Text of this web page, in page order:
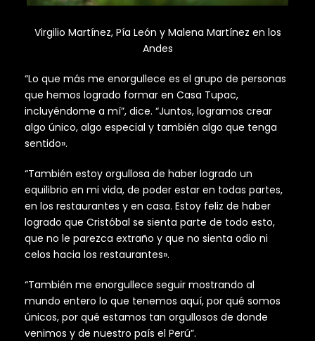
Virgilio Martínez, Pía León y Malena Martínez en los
Andes
“Lo que más me enorgullece es el grupo de personas
que hemos logrado formar en Casa Tupac,
incluyéndome a mí”, dice. “Juntos, logramos crear
algo único, algo especial y también algo que tenga
sentido».
“También estoy orgullosa de haber logrado un
equilibrio en mi vida, de poder estar en todas partes,
en los restaurantes y en casa. Estoy feliz de haber
logrado que Cristóbal se sienta parte de todo esto,
que no le parezca extraño y que no sienta odio ni
celos hacia los restaurantes».
“También me enorgullece seguir mostrando al
mundo entero lo que tenemos aquí, por qué somos
únicos, por qué estamos tan orgullosos de donde
venimos y de nuestro país el Perú”.